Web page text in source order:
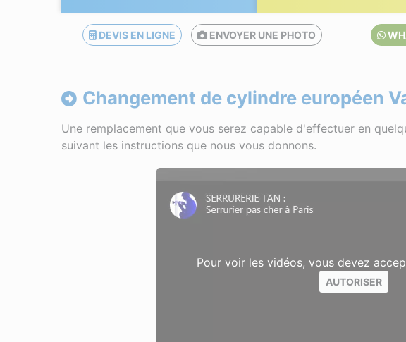
DEVIS EN LIGNE ENVOYER UNE PHOTO
Changement de cylindre européen
Une remplacement que vous serez capable d'effectuer en
suivant les instructions que nous vous donnons.
Pour voir les vidéos, vous devez
AUTORISER